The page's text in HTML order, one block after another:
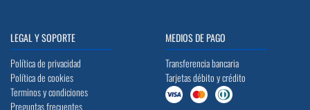
LEGAL Y SOPORTE
Política de privacidad
Política de cookies
Terminos y condiciones
Preguntas frecuentes
MEDIOS DE PAGO
Transferencia bancaria
Tarjetas débito y crédito